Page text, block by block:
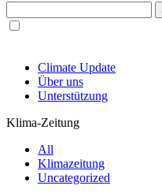
Climate Update
Über uns
Unterstützung
Klima-Zeitung
All
Klimazeitung
Uncategorized